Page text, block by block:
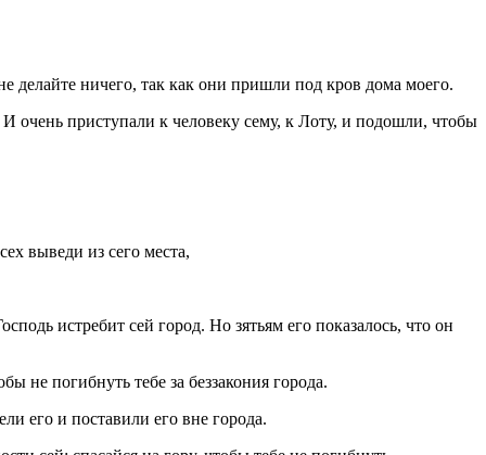
делайте ничего, так как они пришли под кров дома моего.
очень приступали к человеку сему, к Лоту, и подошли, чтобы
выведи из сего места,
истребит сей город. Но зятьям его показалось, что он
не погибнуть тебе за беззакония города.
его и поставили его вне города.